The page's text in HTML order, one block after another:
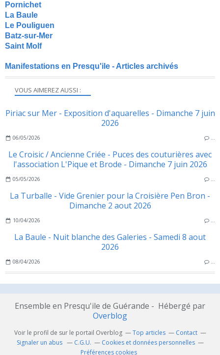
VOUS AIMEREZ AUSSI :
Piriac sur Mer - Exposition d'aquarelles - Dimanche 7 juin
2026
06/05/2026 …
Le Croisic / Ancienne Criée - Puces des couturières avec
l'association L'Pique et Brode - Dimanche 7 juin 2026
05/05/2026 …
La Turballe - Vide Grenier pour la Croisière Pen Bron -
Dimanche 2 aout 2026
10/04/2026 …
La Baule - Nuit blanche des Galeries - Samedi 8 aout
2026
08/04/2026 …
Pornichet
La Baule
Le Pouliguen
Batz-sur-Mer
Saint Molf
Manifestations en Presqu'ile - Articles archivés
Ensemble en Presqu'ile de Guérande - Hébergé par
Overblog
Voir le profil de sur le portail Overblog Top articles
Contact
Signaler un abus
C.G.U.
Cookies et données personnelles
Préférences cookies